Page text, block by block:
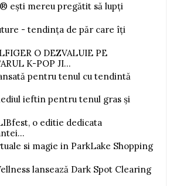
ești mereu pregătit să lupți
- tendința de păr care îți
O DEZVALUIE PE
K-POP JI...
pentru tenul cu tendintă
ieftin pentru tenul gras și
o editie dedicata
si magie in ParkLake Shopping
lansează Dark Spot Clearing